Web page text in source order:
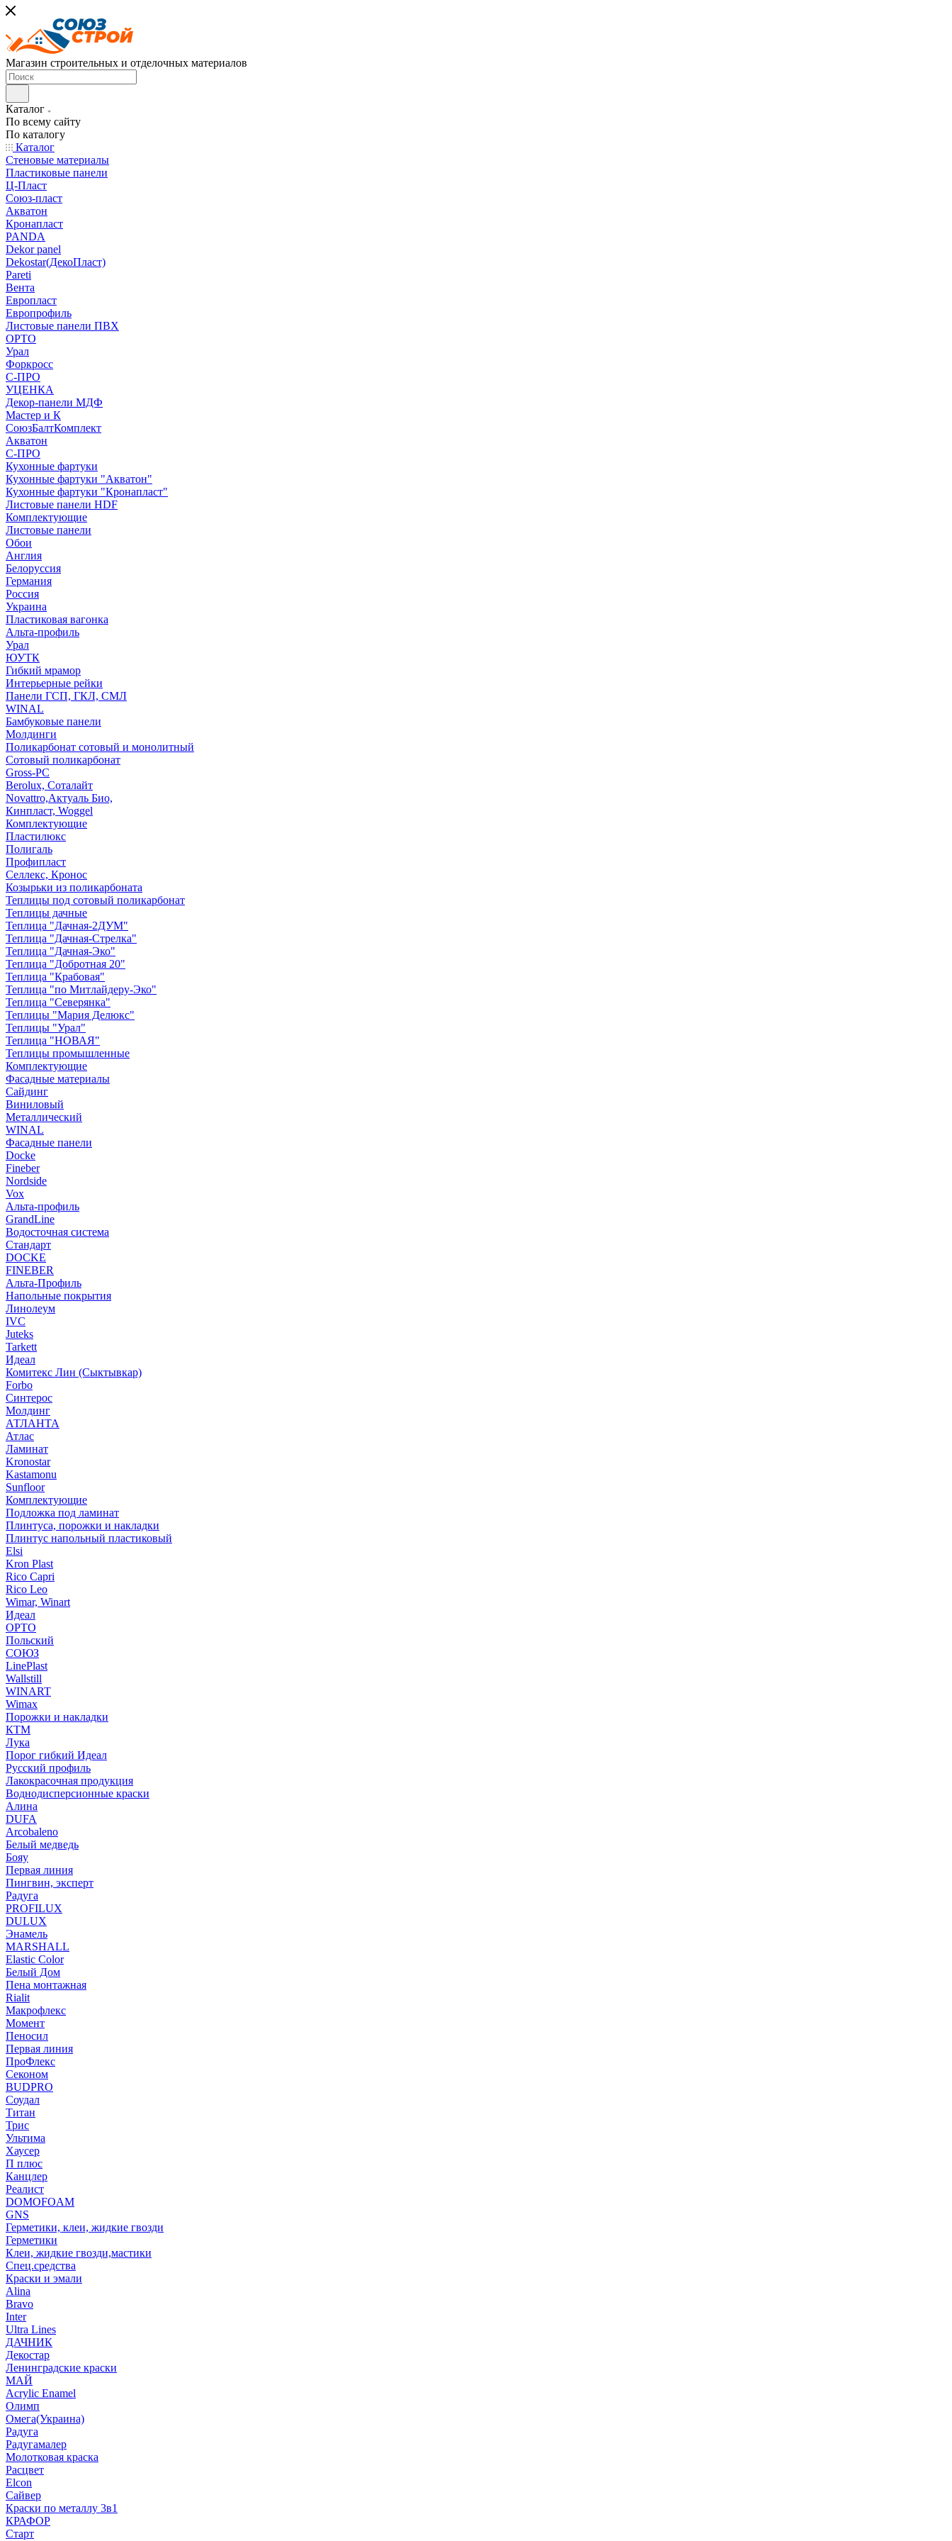
Магазин строительных и отделочных материалов
Каталог
По всему сайту
По каталогу
Каталог
Стеновые материалы
Пластиковые панели
Ц-Пласт
Союз-пласт
Акватон
Кронапласт
PANDA
Dekor panel
Dekostar(ДекоПласт)
Pareti
Вента
Европласт
Европрофиль
Листовые панели ПВХ
ОРТО
Урал
Форкросс
С-ПРО
УЦЕНКА
Декор-панели МДФ
Мастер и К
СоюзБалтКомплект
Акватон
С-ПРО
Кухонные фартуки
Кухонные фартуки "Акватон"
Кухонные фартуки "Кронапласт"
Листовые панели HDF
Комплектующие
Листовые панели
Обои
Англия
Белоруссия
Германия
Россия
Украина
Пластиковая вагонка
Альта-профиль
Урал
ЮУТК
Гибкий мрамор
Интерьерные рейки
Панели ГСП, ГКЛ, СМЛ
WINAL
Бамбуковые панели
Молдинги
Поликарбонат сотовый и монолитный
Сотовый поликарбонат
Gross-PC
Berolux, Соталайт
Novattro,Актуаль Био,
Кинпласт, Woggel
Комплектующие
Пластилюкс
Полигаль
Профипласт
Селлекс, Кронос
Козырьки из поликарбоната
Теплицы под сотовый поликарбонат
Теплицы дачные
Теплица "Дачная-2ДУМ"
Теплица "Дачная-Стрелка"
Теплица "Дачная-Эко"
Теплица "Добротная 20"
Теплица "Крабовая"
Теплица "по Митлайдеру-Эко"
Теплица "Северянка"
Теплицы "Мария Делюкс"
Теплицы "Урал"
Теплица "НОВАЯ"
Теплицы промышленные
Комплектующие
Фасадные материалы
Сайдинг
Виниловый
Металлический
WINAL
Фасадные панели
Docke
Fineber
Nordside
Vox
Альта-профиль
GrandLine
Водосточная система
Стандарт
DOCKE
FINEBER
Альта-Профиль
Напольные покрытия
Линолеум
IVC
Juteks
Tarkett
Идеал
Комитекс Лин (Сыктывкар)
Forbo
Синтерос
Молдинг
АТЛАНТА
Атлас
Ламинат
Kronostar
Kastamonu
Sunfloor
Комплектующие
Подложка под ламинат
Плинтуса, порожки и накладки
Плинтус напольный пластиковый
Elsi
Kron Plast
Rico Capri
Rico Leo
Wimar, Winart
Идеал
ОРТО
Польский
СОЮЗ
LinePlast
Wallstill
WINART
Wimax
Порожки и накладки
КТМ
Лука
Порог гибкий Идеал
Русский профиль
Лакокрасочная продукция
Воднодисперсионные краски
Алина
DUFA
Arcobaleno
Белый медведь
Бояу
Первая линия
Пингвин, эксперт
Радуга
PROFILUX
DULUX
Энамель
MARSHALL
Elastic Color
Белый Дом
Пена монтажная
Rialit
Макрофлекс
Момент
Пеносил
Первая линия
ПроФлекс
Секоном
BUDPRO
Соудал
Титан
Трис
Ультима
Хаусер
П плюс
Канцлер
Реалист
DOMOFOAM
GNS
Герметики, клеи, жидкие гвозди
Герметики
Клеи, жидкие гвозди,мастики
Спец.средства
Краски и эмали
Alina
Bravo
Inter
Ultra Lines
ДАЧНИК
Декостар
Ленинградские краски
МАЙ
Acrylic Enamel
Олимп
Омега(Украина)
Радуга
Радугамалер
Молотковая краска
Расцвет
Elcon
Сайвер
Краски по металлу 3в1
КРАФОР
Старт